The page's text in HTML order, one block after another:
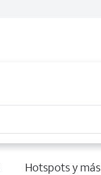
Hotspots y más